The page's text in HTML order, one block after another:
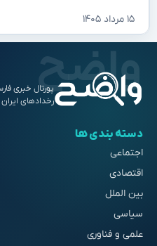
۱۵ مرداد ۱۴۰۵
پورتال خبری
رخدادهای
دسته بندی ها
اجتماعی
اقتصادی
بین الملل
سیاسی
علمی و فناوری